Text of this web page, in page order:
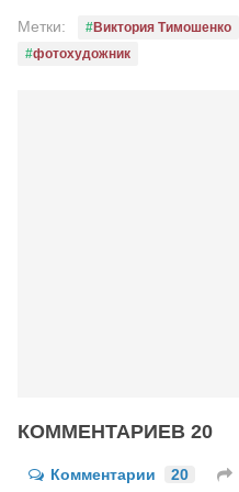
Метки: Виктория Тимошенко
фотохудожник
КОММЕНТАРИЕВ 20
Комментарии 20